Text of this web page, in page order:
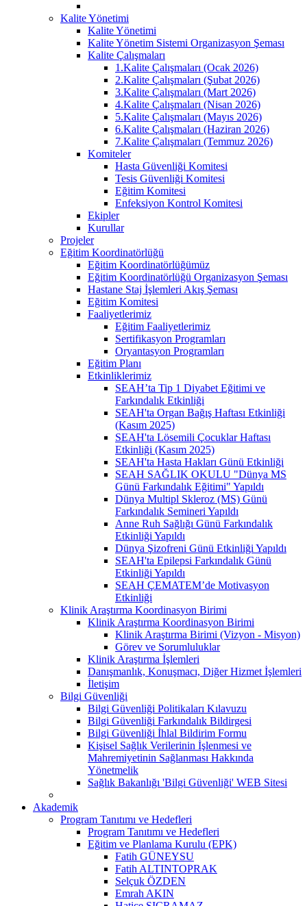
Kalite Yönetimi
Kalite Yönetimi
Kalite Yönetim Sistemi Organizasyon Şeması
Kalite Çalışmaları
1.Kalite Çalışmaları (Ocak 2026)
2.Kalite Çalışmaları (Şubat 2026)
3.Kalite Çalışmaları (Mart 2026)
4.Kalite Çalışmaları (Nisan 2026)
5.Kalite Çalışmaları (Mayıs 2026)
6.Kalite Çalışmaları (Haziran 2026)
7.Kalite Çalışmaları (Temmuz 2026)
Komiteler
Hasta Güvenliği Komitesi
Tesis Güvenliği Komitesi
Eğitim Komitesi
Enfeksiyon Kontrol Komitesi
Ekipler
Kurullar
Projeler
Eğitim Koordinatörlüğü
Eğitim Koordinatörlüğümüz
Eğitim Koordinatörlüğü Organizasyon Şeması
Hastane Staj İşlemleri Akış Şeması
Eğitim Komitesi
Faaliyetlerimiz
Eğitim Faaliyetlerimiz
Sertifikasyon Programları
Oryantasyon Programları
Eğitim Planı
Etkinliklerimiz
SEAH’ta Tip 1 Diyabet Eğitimi ve
Farkındalık Etkinliği
SEAH'ta Organ Bağış Haftası Etkinliği
(Kasım 2025)
SEAH'ta Lösemili Çocuklar Haftası
Etkinliği (Kasım 2025)
SEAH'ta Hasta Hakları Günü Etkinliği
SEAH SAĞLIK OKULU "Dünya MS
Günü Farkındalık Eğitimi" Yapıldı
Dünya Multipl Skleroz (MS) Günü
Farkındalık Semineri Yapıldı
Anne Ruh Sağlığı Günü Farkındalık
Etkinliği Yapıldı
Dünya Şizofreni Günü Etkinliği Yapıldı
SEAH'ta Epilepsi Farkındalık Günü
Etkinliği Yapıldı
SEAH ÇEMATEM’de Motivasyon
Etkinliği
Klinik Araştırma Koordinasyon Birimi
Klinik Araştırma Koordinasyon Birimi
Klinik Araştırma Birimi (Vizyon - Misyon)
Görev ve Sorumluluklar
Klinik Araştırma İşlemleri
Danışmanlık, Konuşmacı, Diğer Hizmet İşlemleri
İletişim
Bilgi Güvenliği
Bilgi Güvenliği Politikaları Kılavuzu
Bilgi Güvenliği Farkındalık Bildirgesi
Bilgi Güvenliği İhlal Bildirim Formu
Kişisel Sağlık Verilerinin İşlenmesi ve
Mahremiyetinin Sağlanması Hakkında
Yönetmelik
Sağlık Bakanlığı 'Bilgi Güvenliği' WEB Sitesi
Akademik
Program Tanıtımı ve Hedefleri
Program Tanıtımı ve Hedefleri
Eğitim ve Planlama Kurulu (EPK)
Fatih GÜNEYSU
Fatih ALTINTOPRAK
Selçuk ÖZDEN
Emrah AKIN